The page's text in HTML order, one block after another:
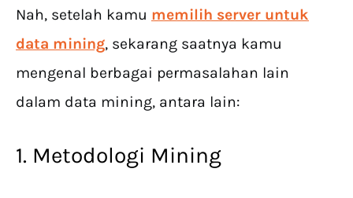
Nah, setelah kamu memilih server untuk
data mining, sekarang saatnya kamu
mengenal berbagai permasalahan lain
dalam data mining, antara lain:
1. Metodologi Mining